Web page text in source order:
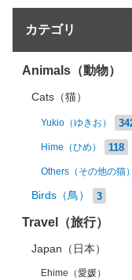
カテゴリ
Animals（動物）
Cats（猫）
Yukio（ゆきお）
Hime（ひめ） 118
Others（その他の猫）
Birds（鳥） 3
Travel（旅行）
Japan（日本）
Ehime（愛媛）